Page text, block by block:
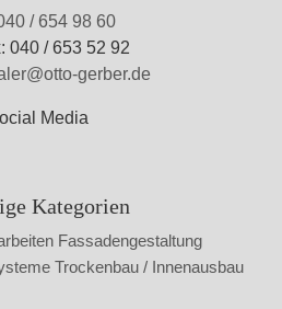
/ 654 98 60
040 / 653 52 92
gerber.de
Media
Kategorien
Fassadengestaltung
Trockenbau / Innenausbau